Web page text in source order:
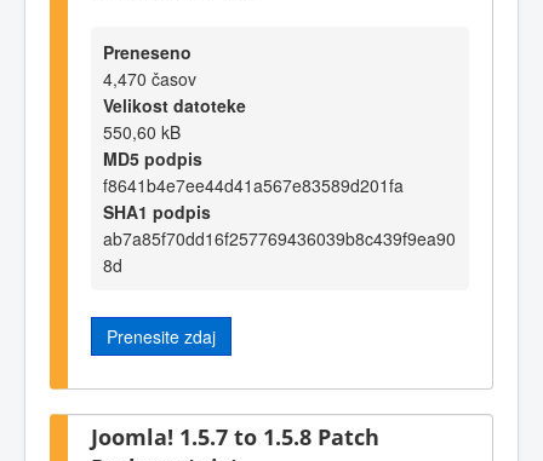
Preneseno
4,470 časov
Velikost datoteke
550,60 kB
MD5 podpis
f8641b4e7ee44d41a567e83589d201fa
SHA1 podpis
ab7a85f70dd16f257769436039b8c439f9ea90
8d
Prenesite zdaj
Joomla! 1.5.7 to 1.5.8 Patch